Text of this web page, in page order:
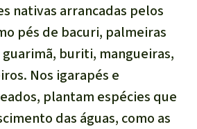
nativas arrancadas pelos
pés de bacuri, palmeiras
guarimã, buriti, mangueiras,
Nos igarapés e
plantam espécies que
das águas, como as